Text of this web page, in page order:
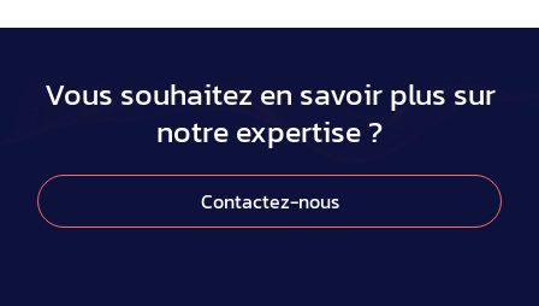
Vous souhaitez en savoir plus sur
notre expertise ?
Contactez-nous